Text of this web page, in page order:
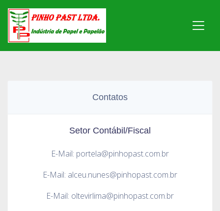
Contatos
Setor Contábil/Fiscal
E-Mail: portela@pinhopast.com.br
E-Mail: alceu.nunes@pinhopast.com.br
E-Mail: oltevirlima@pinhopast.com.br